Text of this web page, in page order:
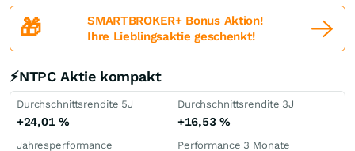
🎁
SMARTBROKER+ Bonus Aktion!
Ihre Lieblingsaktie geschenkt!
⚡NTPC Aktie kompakt
Durchschnittsrendite 5J
+24,01 %
Durchschnittsrendite 3J
+16,53 %
Jahresperformance Performance 3 Monate